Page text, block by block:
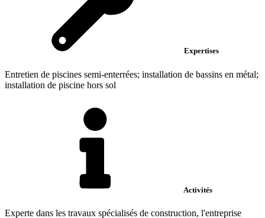
Expertises
Entretien de piscines semi-enterrées; installation de bassins en métal;
installation de piscine hors sol
Activités
Experte dans les travaux spécialisés de construction, l'entreprise